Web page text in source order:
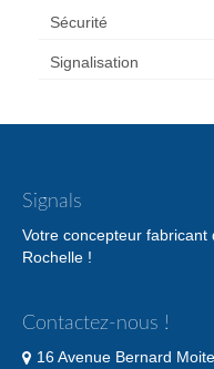
Sécurité
Signalisation
Signals
Votre concepteur
Rochelle !
Contactez-nous !
16 Avenue Bernard